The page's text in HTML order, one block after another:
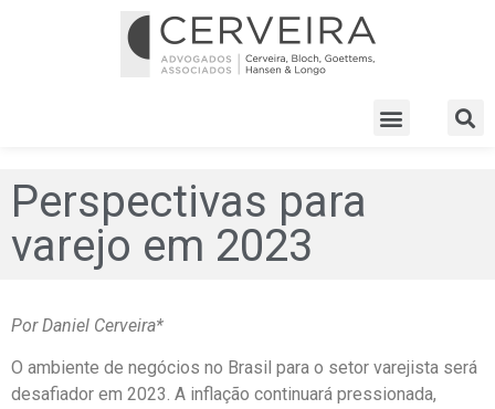
Perspectivas para
varejo em 2023
Por Daniel Cerveira*
O ambiente de negócios no Brasil para o setor varejista será
desafiador em 2023. A inflação continuará pressionada,